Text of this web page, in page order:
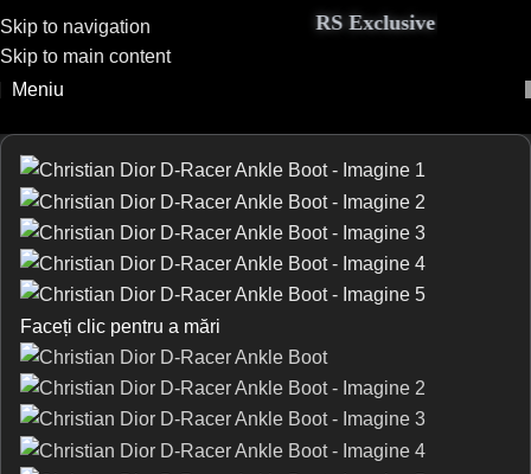
Skip to navigation
Skip to main content
RS Exclusive Couture
Meniu
Faceți clic pentru a mări